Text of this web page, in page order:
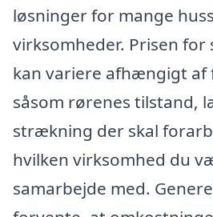
løsninger for mange
virksomheder. Prisen
kan variere afhængigt af
såsom rørenes tilstand,
strækning der skal
hvilken virksomhed du
samarbejde med.